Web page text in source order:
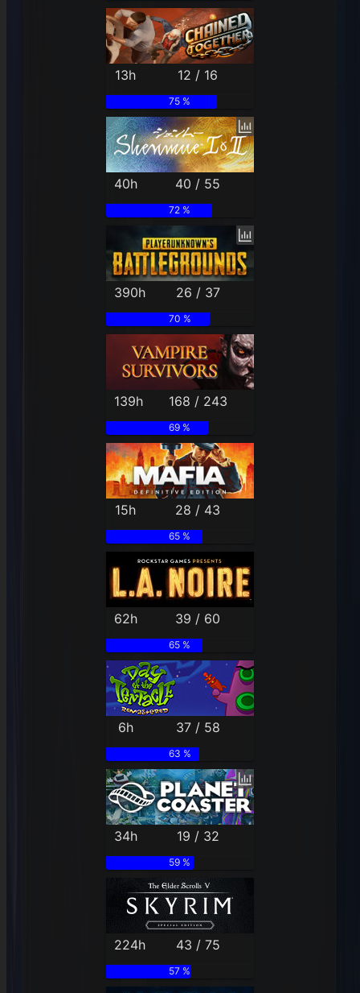
13h 12 / 16
75 %
40h 40 / 55
72 %
390h 26 / 37
70 %
139h 168 / 243
69 %
15h 28 / 43
65 %
62h 39 / 60
65 %
6h 37 / 58
63 %
34h 19 / 32
59 %
224h 43 / 75
57 %